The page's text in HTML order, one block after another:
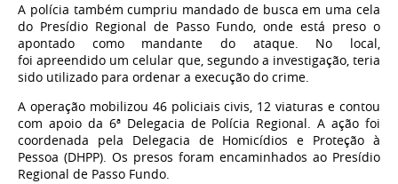
A polícia também cumpriu mandado de busca em uma cela
do Presídio Regional de Passo Fundo, onde está preso o
apontado como mandante do ataque. No local,
foi apreendido um celular que, segundo a investigação, teria
sido utilizado para ordenar a execução do crime.
A operação mobilizou 46 policiais civis, 12 viaturas e contou
com apoio da 6ª Delegacia de Polícia Regional. A ação foi
coordenada pela Delegacia de Homicídios e Proteção à
Pessoa (DHPP). Os presos foram encaminhados ao Presídio
Regional de Passo Fundo.